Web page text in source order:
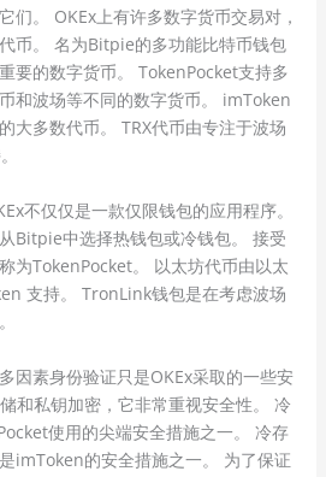
们。 OKEx上有许多数字货币交易对，
币。 名为Bitpie的多功能比特币钱包
要的数字货币。 TokenPocket支持多
和波场等不同的数字货币。 imToken
大多数代币。 TRX代币由专注于波场
不仅仅是一款仅限钱包的应用程序。
Bitpie中选择热钱包或冷钱包。 接受
为TokenPocket。 以太坊代币由以太
支持。 TronLink钱包是在考虑波场
因素身份验证只是OKEx采取的一些安
和私钥加密，它非常重视安全性。 冷
使用的尖端安全措施之一。 冷存
imToken的安全措施之一。 为了保证